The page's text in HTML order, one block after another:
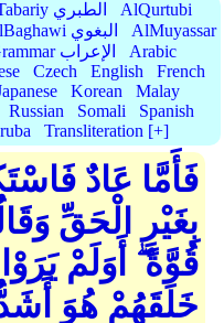
AtTabariy الطبري
AlQurtubi
AlBaghawi البغوي
AlMuyassar
Grammar الإعراب
Arabic
Czech English
French
Korean
Malay
Russian Somali
Spanish
Transliteration [+]
فَأَمَّا عَادٌ
بِغَيْرِ الْحَقِّ
قُوَّةً ۖ أَوَلَمْ
خَلَقَهُمْ هُوَ أَشَدُّ